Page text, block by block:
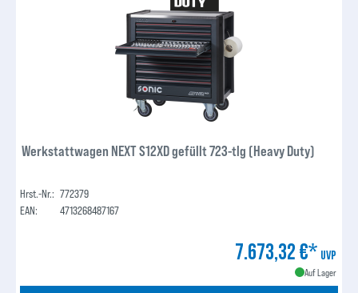
Werkstattwagen NEXT S12XD gefüllt 723-tlg (Heavy Duty)
Hrst.-Nr.: 772379
EAN:
4713268487167
7.673,32 €* UVP
Auf Lager